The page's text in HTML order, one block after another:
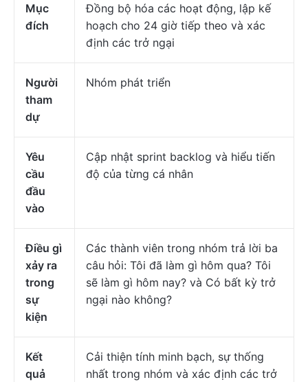
Mục
đích
Đồng bộ hóa các hoạt động, lập kế
hoạch cho 24 giờ tiếp theo và xác
định các trở ngại
Người
tham
dự
Nhóm phát triển
Yêu
cầu
đầu
vào
Cập nhật sprint backlog và hiểu tiến
độ của từng cá nhân
Điều gì
xảy ra
trong
sự
kiện
Các thành viên trong nhóm trả lời ba
câu hỏi: Tôi đã làm gì hôm qua? Tôi
sẽ làm gì hôm nay? và Có bất kỳ trở
ngại nào không?
Kết
quả
Cải thiện tính minh bạch, sự thống
nhất trong nhóm và xác định các trở